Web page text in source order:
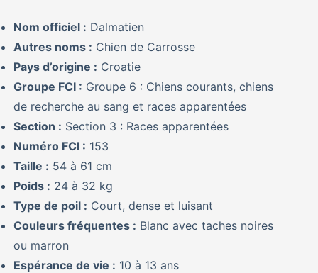
Nom officiel : Dalmatien
Autres noms : Chien de Carrosse
Pays d’origine : Croatie
Groupe FCI : Groupe 6 : Chiens courants, chiens
de recherche au sang et races apparentées
Section : Section 3 : Races apparentées
Numéro FCI : 153
Taille : 54 à 61 cm
Poids : 24 à 32 kg
Type de poil : Court, dense et luisant
Couleurs fréquentes : Blanc avec taches noires
ou marron
Espérance de vie : 10 à 13 ans